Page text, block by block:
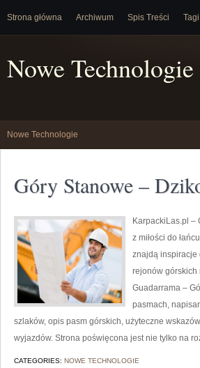
Strona główna Archiwum Spis Treści Tagi
Nowe Technologie
Nowe Technologie
Góry Stanowe –
KarpackiLas.pl –
z miłości do
znajdą inspiracje
rejonów górskich
Guadarrama –
pasmach,
szlaków, opis pasm górskich, użyteczne
wyjazdów. Strona poświęcona jest nie tylko na
CATEGORIES: NOWE TECHNOLOGIE